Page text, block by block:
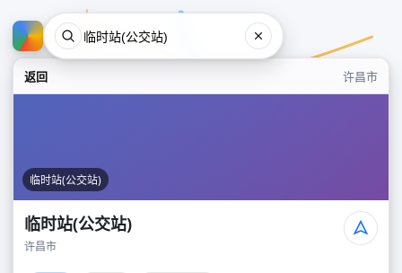
返回 许昌市
临时站(公交站)
临时站(公交站)
许昌市